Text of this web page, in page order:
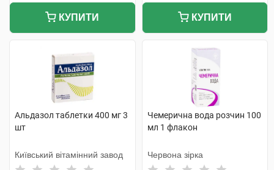
КУПИТИ КУПИТИ
Альдазол таблетки 400 мг 3
шт
Київський вітамінний завод
Чемерична вода розчин 100
мл 1 флакон
Червона зірка